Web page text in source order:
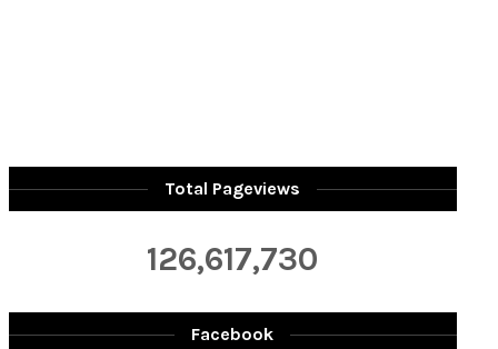
Total Pageviews
126,617,730
Facebook